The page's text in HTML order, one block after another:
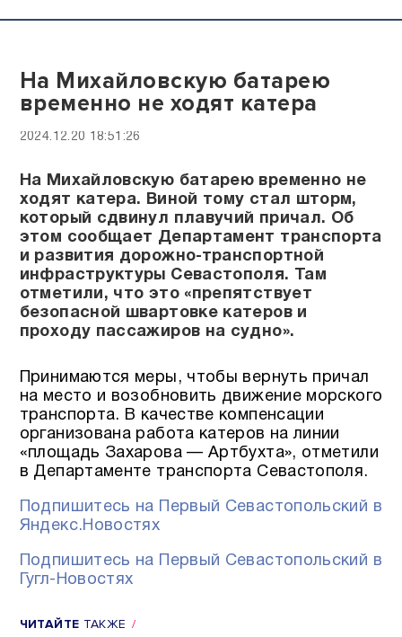
На Михайловскую батарею
временно не ходят катера
2024.12.20 18:51:26
На Михайловскую батарею временно не
ходят катера. Виной тому стал шторм,
который сдвинул плавучий причал. Об
этом сообщает Департамент транспорта
и развития дорожно-транспортной
инфраструктуры Севастополя. Там
отметили, что это «препятствует
безопасной швартовке катеров и
проходу пассажиров на судно».
Принимаются меры, чтобы вернуть причал
на место и возобновить движение морского
транспорта. В качестве компенсации
организована работа катеров на линии
«площадь Захарова — Артбухта», отметили
в Департаменте транспорта Севастополя.
Подпишитесь на Первый Севастопольский в
Яндекс.Новостях
Подпишитесь на Первый Севастопольский в
Гугл-Новостях
ЧИТАЙТЕ ТАКЖЕ